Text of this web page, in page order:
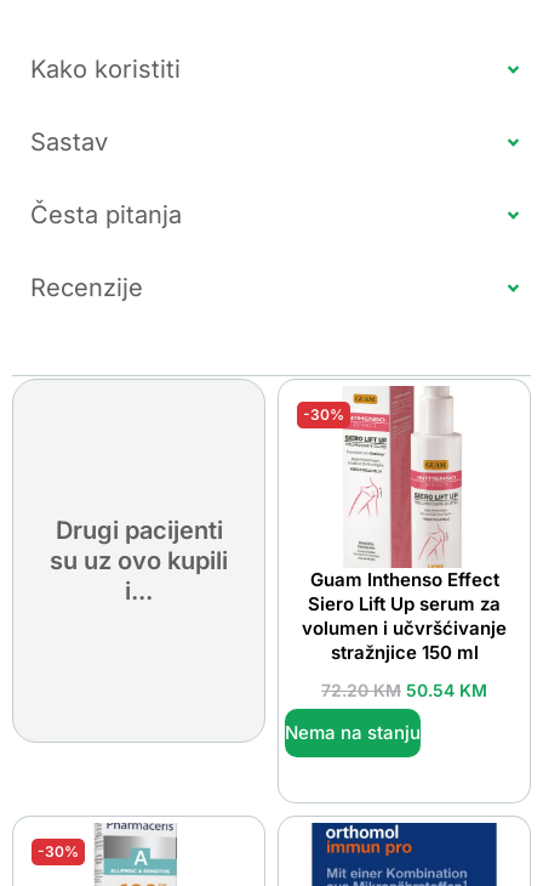
Kako koristiti
Sastav
Česta pitanja
Recenzije
Drugi pacijenti
su uz ovo kupili
i...
-30%
Guam Inthenso Effect
Siero Lift Up serum za
volumen i učvršćivanje
stražnjice 150 ml
72.20KM 50.54 KM
Nema na stanju
-30%